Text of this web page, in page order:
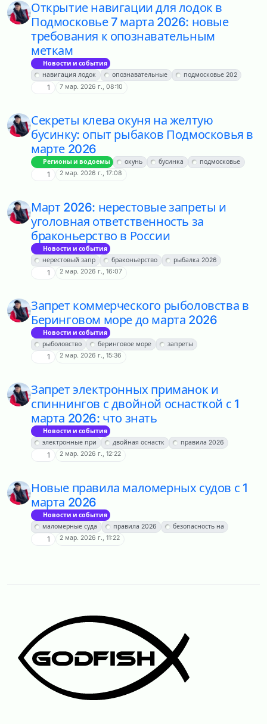
Открытие навигации для лодок в
Подмосковье 7 марта 2026: новые
требования к опознавательным
меткам
Новости и события
навигация лодок
опознавательные подмосковье 202
1 7 мар. 2026 г., 08:10
Секреты клева окуня на желтую
бусинку: опыт рыбаков Подмосковья в
марте 2026
Регионы и водоемы окунь бусинка подмосковье
1 2 мар. 2026 г., 17:08
Март 2026: нерестовые запреты и
уголовная ответственность за
браконьерство в России
Новости и события
нерестовый запр
браконьерство рыбалка 2026
1 2 мар. 2026 г., 16:07
Запрет коммерческого рыболовства в
Беринговом море до марта 2026
Новости и события
рыболовство
беринговое море запреты
1 2 мар. 2026 г., 15:36
Запрет электронных приманок и
спиннингов с двойной оснасткой с 1
марта 2026: что знать
Новости и события
электронные при
двойная оснастк правила 2026
1 2 мар. 2026 г., 12:22
Новые правила маломерных судов с 1
марта 2026
Новости и события
маломерные суда
правила 2026 безопасность на
1 2 мар. 2026 г., 11:22